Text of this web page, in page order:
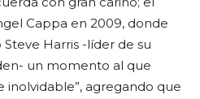
Cappa en 2009, donde
Harris -líder de su
un momento al que
agregando que